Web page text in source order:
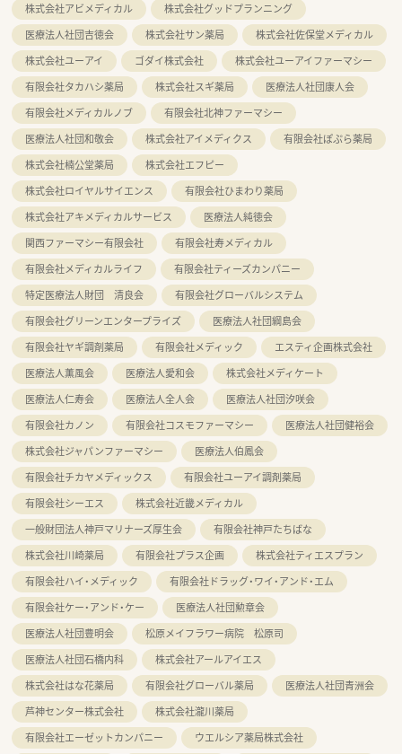
株式会社アビメディカル
株式会社グッドプランニング
医療法人社団吉徳会
株式会社サン薬局
株式会社佐保堂メディカル
株式会社ユーアイ
ゴダイ株式会社
株式会社ユーアイファーマシー
有限会社タカハシ薬局
株式会社スギ薬局
医療法人社団康人会
有限会社メディカルノブ
有限会社北神ファーマシー
医療法人社団和敬会
株式会社アイメディクス
有限会社ぽぷら薬局
株式会社楠公堂薬局
株式会社エフピー
株式会社ロイヤルサイエンス
有限会社ひまわり薬局
株式会社アキメディカルサービス
医療法人純徳会
関西ファーマシー有限会社
有限会社寿メディカル
有限会社メディカルライフ
有限会社ティーズカンパニー
特定医療法人財団 清良会
有限会社グローバルシステム
有限会社グリーンエンタープライズ
医療法人社団綱島会
有限会社ヤギ調剤薬局
有限会社メディック
エスティ企画株式会社
医療法人薫風会
医療法人愛和会
株式会社メディケート
医療法人仁寿会
医療法人全人会
医療法人社団汐咲会
有限会社カノン
有限会社コスモファーマシー
医療法人社団健裕会
株式会社ジャパンファーマシー
医療法人伯鳳会
有限会社チカヤメディックス
有限会社ユーアイ調剤薬局
有限会社シーエス
株式会社近畿メディカル
一般財団法人神戸マリナーズ厚生会
有限会社神戸たちばな
株式会社川崎薬局
有限会社プラス企画
株式会社ティエスプラン
有限会社ハイ・メディック
有限会社ドラッグ・ワイ・アンド・エム
有限会社ケー・アンド・ケー
医療法人社団勲章会
医療法人社団豊明会
松原メイフラワー病院 松原司
医療法人社団石橋内科
株式会社アールアイエス
株式会社はな花薬局
有限会社グローバル薬局
医療法人社団青洲会
芦神センター株式会社
株式会社瀧川薬局
有限会社エーゼットカンパニー
ウエルシア薬局株式会社